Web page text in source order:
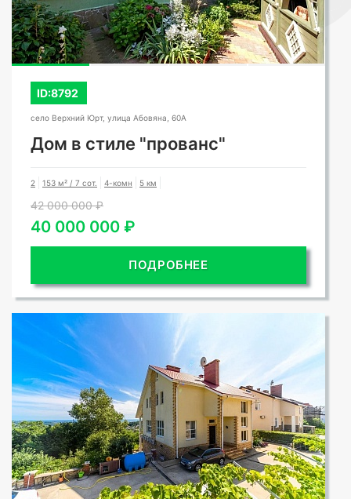
ID:8792
село Верхний Юрт, улица Абовяна, 60А
Дом в стиле "прованс"
2 153 м² / 7 сот. 4-комн 5 км
42 000 000 ₽
40 000 000 ₽
ПОДРОБНЕЕ